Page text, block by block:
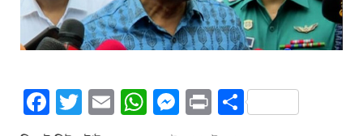
F
a
T
wi
E
W M
e
Pr
in
S